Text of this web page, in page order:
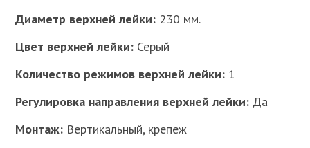
Диаметр верхней лейки: 230 мм.
Цвет верхней лейки: Серый
Количество режимов верхней лейки: 1
Регулировка направления верхней лейки: Да
Монтаж: Вертикальный, крепеж